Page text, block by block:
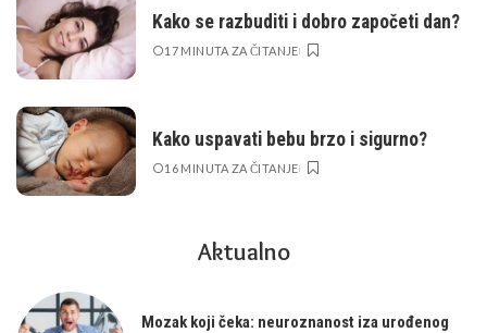
Kako se razbuditi i dobro započeti dan?
17 MINUTA ZA ČITANJE
Kako uspavati bebu brzo i sigurno?
16 MINUTA ZA ČITANJE
Aktualno
Mozak koji čeka: neuroznanost iza urođenog